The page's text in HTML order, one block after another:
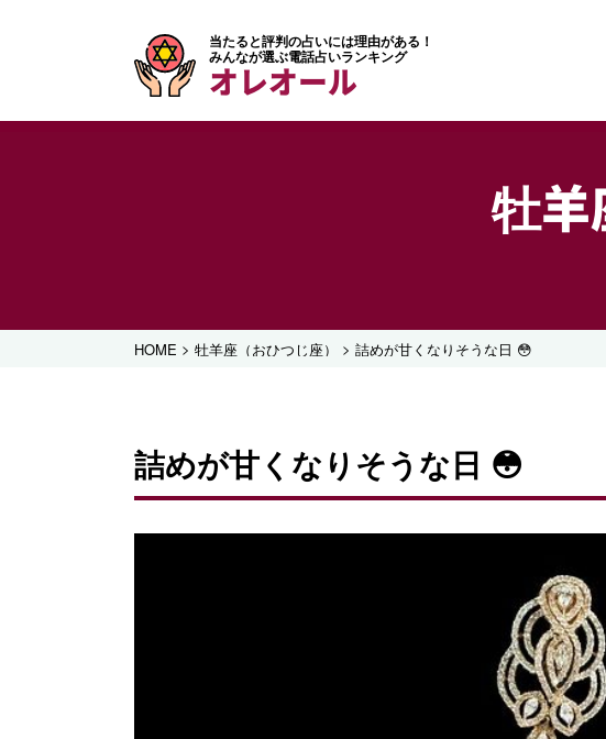
当たると評判の占いには理由がある！
みんなが選ぶ電話占いランキング
オレオール
牡羊
HOME > 牡羊座（おひつじ座） > 詰めが甘くなりそうな日 😳
詰めが甘くなりそうな日 😳